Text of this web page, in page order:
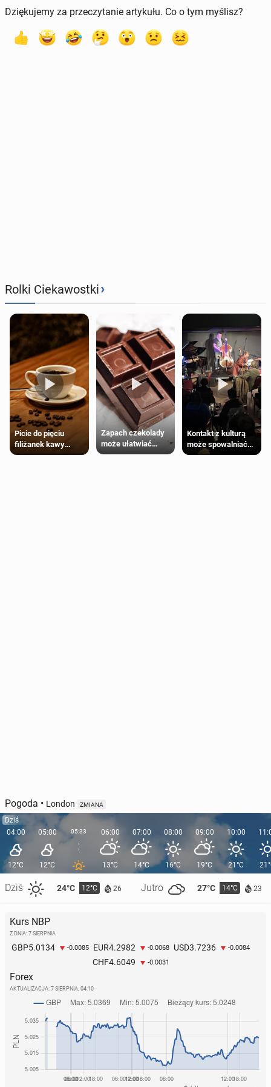
Dziękujemy za przeczytanie artykułu. Co o tym myślisz?
Rolki Ciekawostki›
Picie do pięciu
filiżanek kawy
dziennie jest
Zapach czekolady
może ułatwiać
trening siłowy
Kontakt z kulturą
może spowalniać
starzenie
Pogoda • London ZMIANA
Dziś
04:00
12°C
Dziś 24°C 12°C 26 Jutro 27°C 14°C 23
05:00
12°C
05:33 06:00
13°C
07:00
14°C
08:00
16°C
09:00
19°C
10:00
21°C
Kurs NBP
Z DNIA: 7 SIERPNIA
GBP5.0134 -0.0085 EUR4.2982 -0.0068 USD3.7236 -0.0084
CHF4.6049 -0.0031
Forex
AKTUALIZACJA: 7 SIERPNIA, 04:10